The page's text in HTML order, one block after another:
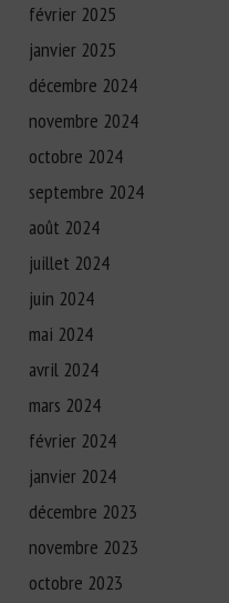
février 2025
janvier 2025
décembre 2024
novembre 2024
octobre 2024
septembre 2024
août 2024
juillet 2024
juin 2024
mai 2024
avril 2024
mars 2024
février 2024
janvier 2024
décembre 2023
novembre 2023
octobre 2023